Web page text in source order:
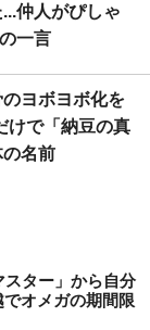
仲人がぴしゃ
一言
ヨボヨボ化を
けで「納豆の真
名前
ター」から自分
オメガの期間限